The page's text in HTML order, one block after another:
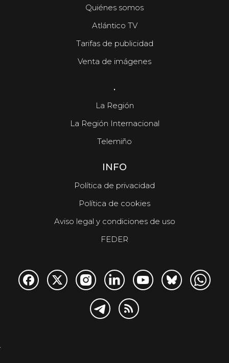
Quiénes somos
Atlántico TV
Tarifas de publicidad
Venta de imágenes
.
La Región
La Región Internacional
Telemiño
INFO
Política de privacidad
Política de cookies
Aviso legal y condiciones de uso
FEDER